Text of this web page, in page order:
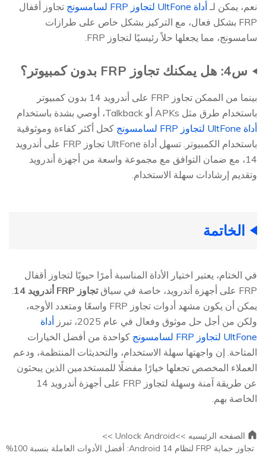
نعم، يمكن لـ أداة UltFone لتجاوز FRP لسامسونج
تجاوز أقفال
FRP بشكل فعال، مع التركيز بشكل خاص على طرازات
سامسونج، مما يجعلها حلاً رئيسيًا لتجاوز FRP.
س4: هل يمكنك تجاوز FRP بدون كمبيوتر؟
بينما من الممكن تجاوز FRP على أندرويد 14 بدون كمبيوتر
باستخدام طرق مثل APKs أو Talkback، أوصي بشدة باستخدام
أداة UltFone لتجاوز FRP لسامسونج
كحل أكثر كفاءة وموثوقية
باستخدام الكمبيوتر. تسهل أداة UltFone تجاوز FRP على أندرويد
14، مع ضمان التوافق مع مجموعة واسعة من أجهزة أندرويد
وتقديم إرشادات سهلة الاستخدام.
الخاتمة
في الختام، يعتبر اختيار الأداة المناسبة أمرًا حيويًا لتجاوز أقفال
FRP على أجهزة أندرويد، خاصة في سياق
تجاوز FRP أندرويد 14
.
يمكن أن يكون مشهد أدوات تجاوز FRP واسعًا ومتعدد الأوجه،
ولكن من أجل حل موثوق وفعال في عام 2025، تبرز
أداة
UltFone لتجاوز FRP لسامسونج
كواحدة من أفضل الخيارات
المتاحة. إن واجهتها سهلة الاستخدام، والتحديثات المنتظمة، ودعم
العملاء المخصص تجعلها خيارًا مفضلًا للمستخدمين الذين يبحثون
عن طريقة آمنة وسهلة لتجاوز FRP على أجهزة أندرويد 14
الخاصة بهم.
الصفحه الرئيسيه >>Unlock Android >>
تجاوز حماية FRP لنظام Android 14: أفضل الأدوات العاملة بنسبة 100%